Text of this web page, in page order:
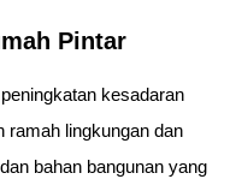
Pintar
kesadaran
ramah lingkungan dan
bahan bangunan yang